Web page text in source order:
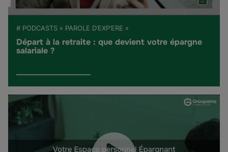
# PODCASTS « PAROLE D’EXP’ERE »
Départ à la retraite : que devient votre épargne
salariale ?